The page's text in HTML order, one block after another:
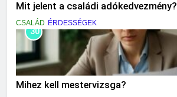
Mit jelent a családi adókedvezmény?
CSALÁD ÉRDESSÉGEK
30
Mihez kell mestervizsga?